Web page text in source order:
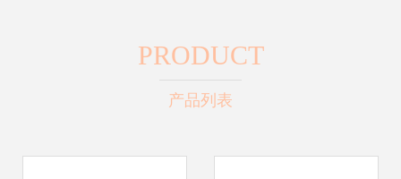
PRODUCT
产品列表